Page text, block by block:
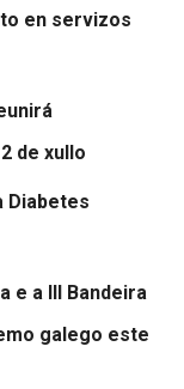
en servizos
de xullo
Diabetes
e a III Bandeira
galego este